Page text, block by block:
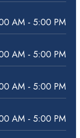
AM - 5:00 PM
AM - 5:00 PM
AM - 5:00 PM
AM - 5:00 PM